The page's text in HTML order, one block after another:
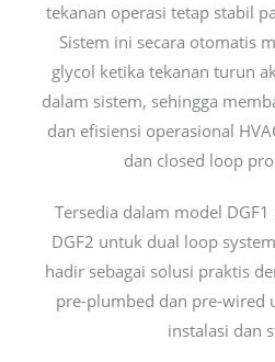
tekanan operasi tetap stabil
Sistem ini secara otomatis
glycol ketika tekanan turun
dalam sistem, sehingga
dan efisiensi operasional
dan closed loop
Tersedia dalam model
DGF2 untuk dual loop
hadir sebagai solusi praktis
pre-plumbed dan pre-wired
instalasi dan